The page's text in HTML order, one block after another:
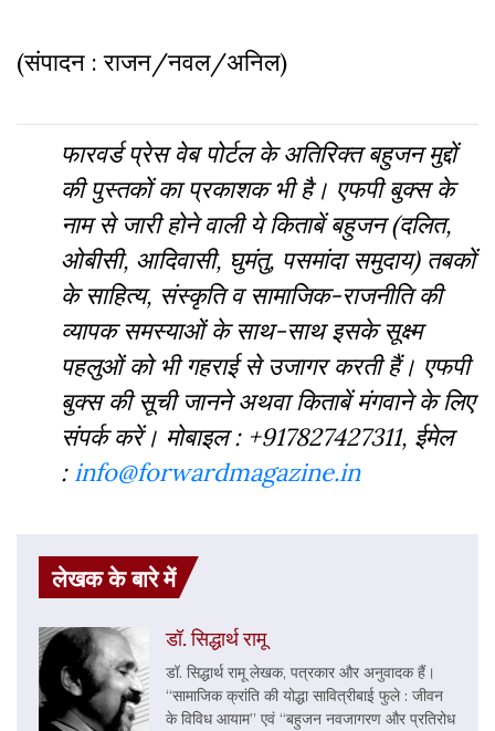
(संपादन : राजन/नवल/अनिल)
फारवर्ड प्रेस वेब पोर्टल के अतिरिक्‍त बहुजन मुद्दों
की पुस्‍तकों का प्रकाशक भी है। एफपी बुक्‍स के
नाम से जारी होने वाली ये किताबें बहुजन (दलित,
ओबीसी, आदिवासी, घुमंतु, पसमांदा समुदाय) तबकों
के साहित्‍य, संस्‍क‍ृति व सामाजिक-राजनीति की
व्‍यापक समस्‍याओं के साथ-साथ इसके सूक्ष्म
पहलुओं को भी गहराई से उजागर करती हैं। एफपी
बुक्‍स की सूची जानने अथवा किताबें मंगवाने के लिए
संपर्क करें। मोबाइल : +917827427311, ईमेल
: info@forwardmagazine.in
लेखक के बारे में
डॉ. सिद्धार्थ रामू
डॉ. सिद्धार्थ रामू लेखक, पत्रकार और अनुवादक हैं।
“सामाजिक क्रांति की योद्धा सावित्रीबाई फुले : जीवन
के विविध आयाम” एवं “बहुजन नवजागरण और प्रतिरोध